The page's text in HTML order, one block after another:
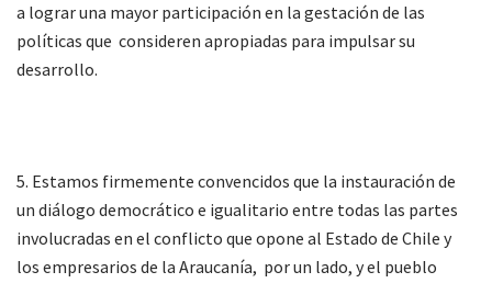
a lograr una mayor participación en la gestación de las
políticas que consideren apropiadas para impulsar su
desarrollo.
5. Estamos firmemente convencidos que la instauración de
un diálogo democrático e igualitario entre todas las partes
involucradas en el conflicto que opone al Estado de Chile y
los empresarios de la Araucanía, por un lado, y el pueblo